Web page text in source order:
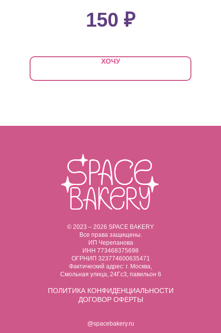
150 ₽
ХОЧУ
© 2023 – 2026 SPACE BAKERY
Все права защищены.
ИП Черепанова
ИНН 773468375698
ОГРНИП 323774600635471
Фактический адрес: г. Москва,
Смольная улица, 24Гс3, павильон 6
ПОЛИТИКА КОНФИДЕНЦИАЛЬНОСТИ
ДОГОВОР ОФЕРТЫ
@spacebakery.ru